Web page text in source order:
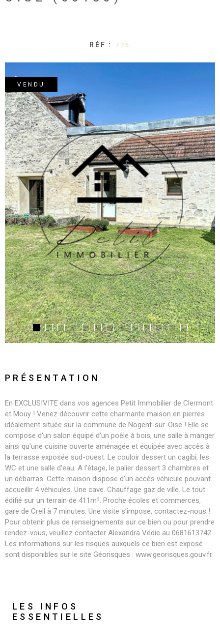
RÉF : 775
VENDU
PRÉSENTATION
En EXCLUSIVITE dans vos agences Petit Immobilier de Clermont
et Mouy ! Venez découvrir cette charmante maison en pierres
idéalement située sur la commune de Nogent-sur-Oise ! Elle se
compose d'un salon équipé d'un poêle à bois, une salle à manger
ainsi qu'une cuisine ouverte aménagée et équipée avec accès à
la terrasse exposée sud-ouest. Le couloir dessert un cagibi, les
WC et une salle d'eau. A l'étage, le palier dessert 3 chambres et
un débarras. Cette maison dispose d'un accès véhicule pouvant
accueillir 4 véhicules. Une cave. Chauffage gaz de ville. Le tout
édifié sur un terrain de 411m². Proche écoles et commerces,
gare de Creil à 7 minutes. Une visite s'impose, contactez-nous !
Pour obtenir plus de renseignements sur ce bien ou pour prendre
rendez-vous, veuillez contacter Alexandra Védie au 0681613742
Les informations sur les risques auxquels ce bien est exposé
sont disponibles sur le site Géorisques : www.georisques.gouv.fr
LES INFOS
ESSENTIELLES